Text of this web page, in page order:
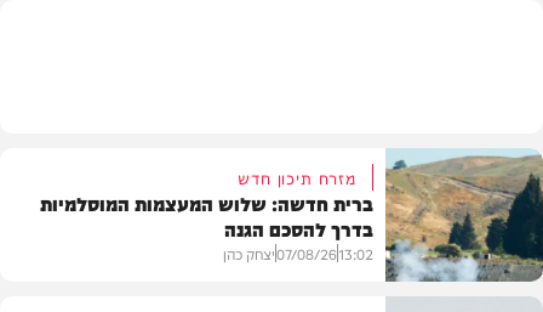
מזרח תיכון חדש
ברית חדשה: שלוש המעצמות המוסלמיות
בדרך להסכם הגנה
13:02
07/08/26יצחק כהן